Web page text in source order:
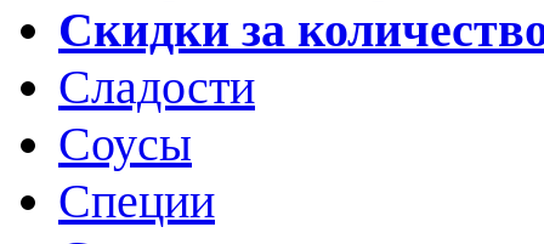
Скидки за
Сладости
Соусы
Специи